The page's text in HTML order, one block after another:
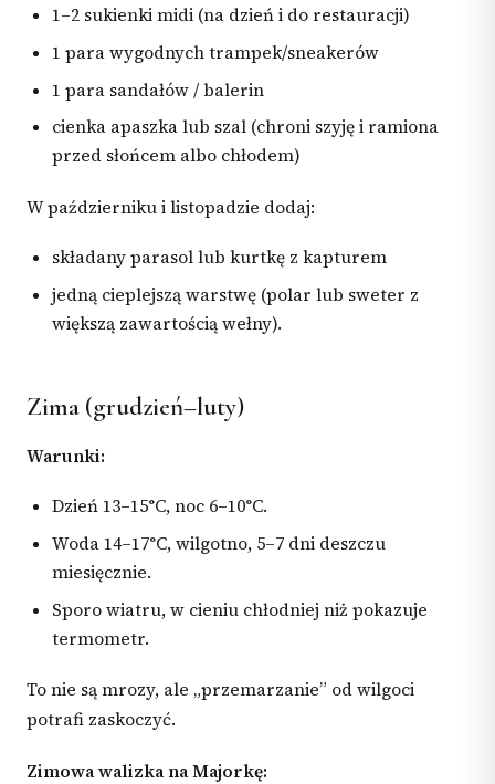
1–2 sukienki midi (na dzień i do restauracji)
1 para wygodnych trampek/sneakerów
1 para sandałów / balerin
cienka apaszka lub szal (chroni szyję i ramiona
przed słońcem albo chłodem)
W październiku i listopadzie dodaj:
składany parasol lub kurtkę z kapturem
jedną cieplejszą warstwę (polar lub sweter z
większą zawartością wełny).
Zima (grudzień–luty)
Warunki:
Dzień 13–15°C, noc 6–10°C.
Woda 14–17°C, wilgotno, 5–7 dni deszczu
miesięcznie.
Sporo wiatru, w cieniu chłodniej niż pokazuje
termometr.
To nie są mrozy, ale „przemarzanie” od wilgoci
potrafi zaskoczyć.
Zimowa walizka na Majorkę: